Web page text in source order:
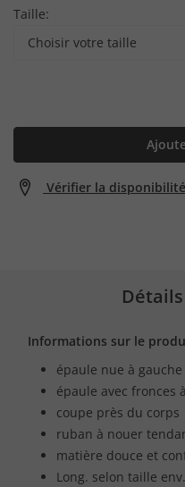
Taille:
Choisir votre taille
Vérifier la
Informations sur le
épaule nue à gauche
épaule avec fronces
coupe près du corps
ruban à nouer
matière douce et
Long. selon taille